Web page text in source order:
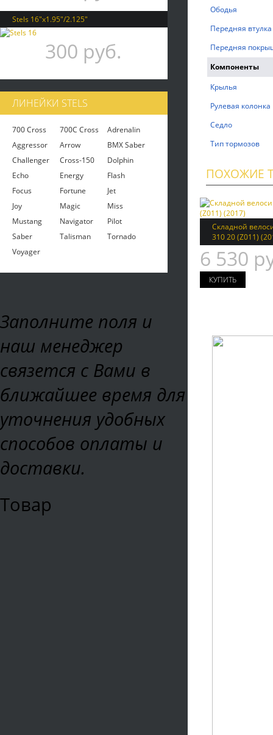
Stels 16"x1.95"/2.125"
300 руб.
ЛИНЕЙКИ STELS
700 Cross 700C Cross
Adrenalin
Aggressor
Arrow
BMX Saber
Challenger
Cross-150
Dolphin
Echo
Energy
Flash
Focus
Fortune
Jet
Joy
Magic
Miss
Mustang
Navigator
Pilot
Saber
Talisman
Tornado
Voyager
Ободья
Передняя втулка
Передняя
Компоненты
Крылья
Рулевая колонка
Седло
Тип тормозов
ПОХОЖИЕ
Складной
310 20 (Z011)
6 530
Заполните поля и
наш менеджер
связется с Вами в
ближайшее время для
уточнения удобных
способов оплаты и
доставки.
Товар